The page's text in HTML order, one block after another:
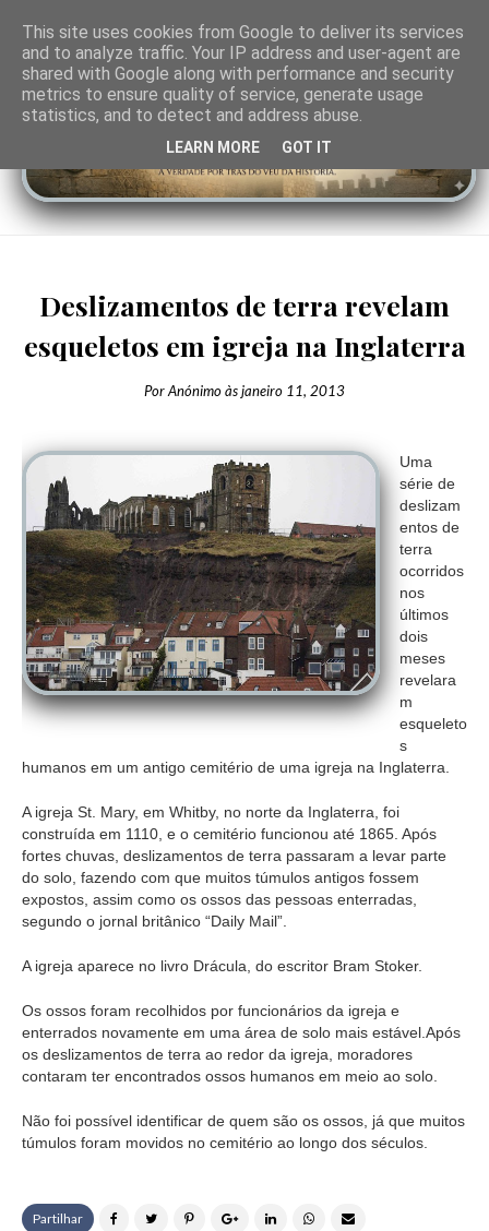
Deslizamentos de terra revelam
esqueletos em igreja na Inglaterra
PorAnónimoàsjaneiro 11, 2013
Uma
série de
deslizam
entos de
terra
ocorridos
nos
últimos
dois
meses
revelara
m
esqueleto
s
humanos em um antigo cemitério de uma igreja na Inglaterra.
A igreja St. Mary, em Whitby, no norte da Inglaterra, foi
construída em 1110, e o cemitério funcionou até 1865. Após
fortes chuvas, deslizamentos de terra passaram a levar parte
do solo, fazendo com que muitos túmulos antigos fossem
expostos, assim como os ossos das pessoas enterradas,
segundo o jornal britânico “Daily Mail”.
A igreja aparece no livro Drácula, do escritor Bram Stoker.
Os ossos foram recolhidos por funcionários da igreja e
enterrados novamente em uma área de solo mais estável.Após
os deslizamentos de terra ao redor da igreja, moradores
contaram ter encontrados ossos humanos em meio ao solo.
Não foi possível identificar de quem são os ossos, já que muitos
túmulos foram movidos no cemitério ao longo dos séculos.
Partilhar
This site uses cookies from Google to deliver its services
and to analyze traffic. Your IP address and user-agent are
shared with Google along with performance and security
metrics to ensure quality of service, generate usage
statistics, and to detect and address abuse.
LEARN MORE GOT IT